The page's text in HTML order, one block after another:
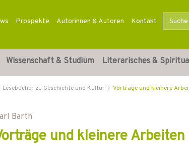
Prospekte Autorinnen & Autoren Kontakt
Wissenschaft & Studium Literarisches &
Lesebücher zu Geschichte und Kultur Vorträge und kleinere
Barth
und kleinere